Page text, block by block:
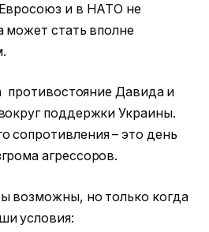
и в НАТО не
может стать вполне
противостояние Давида и
поддержки Украины.
сопротивления – это день
агрессоров.
возможны, но только когда
условия: